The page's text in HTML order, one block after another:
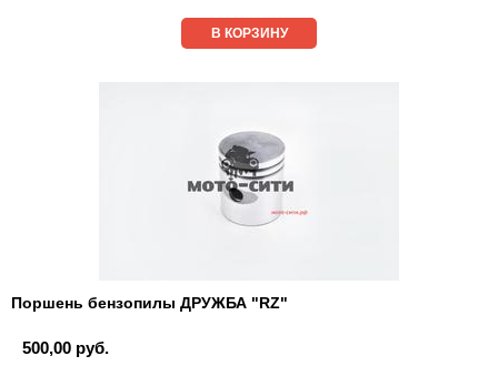
В КОРЗИНУ
Поршень бензопилы ДРУЖБА "RZ"
500,00 руб.